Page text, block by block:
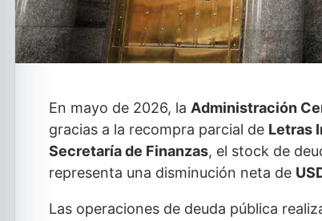
En mayo de 2026, la Administración
gracias a la recompra parcial de Letras
Secretaría de Finanzas, el stock de
representa una disminución neta de
Las operaciones de deuda pública